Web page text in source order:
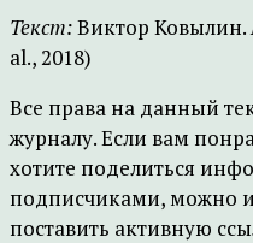
Текст:Виктор Ковылин.
al., 2018)
Все права на данный
журналу. Если вам
хотите поделиться
подписчиками, можно
поставить активную